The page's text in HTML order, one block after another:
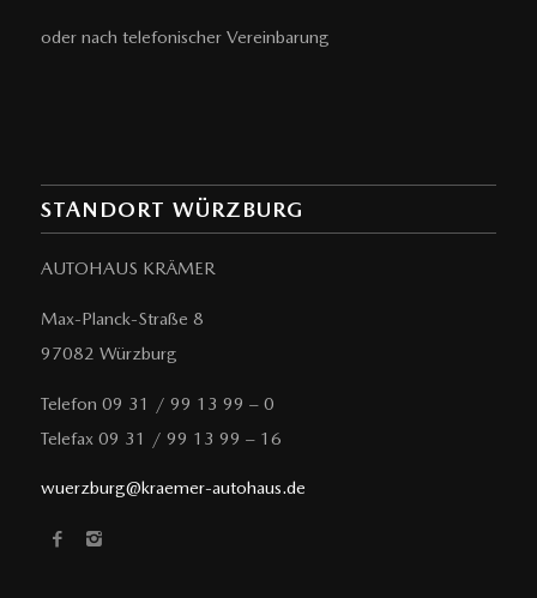
oder nach telefonischer Vereinbarung
STANDORT WÜRZBURG
AUTOHAUS KRÄMER
Max-Planck-Straße 8
97082 Würzburg
Telefon 09 31 / 99 13 99 – 0
Telefax 09 31 / 99 13 99 – 16
wuerzburg@kraemer-autohaus.de